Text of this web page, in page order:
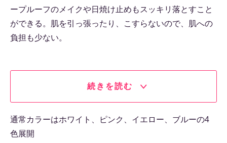
ープルーフのメイクや日焼け止めもスッキリ落とすこと
ができる。肌を引っ張ったり、こすらないので、肌への
負担も少ない。
続きを読む
通常カラーはホワイト、ピンク、イエロー、ブルーの4
色展開